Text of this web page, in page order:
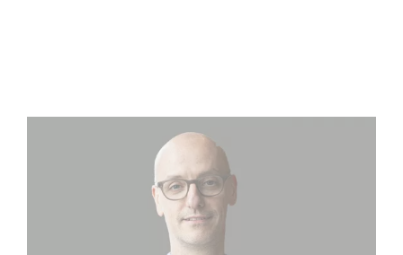
Gaumont USA adquiere OPUS, una investigación sobre
la caída de Banco Popular